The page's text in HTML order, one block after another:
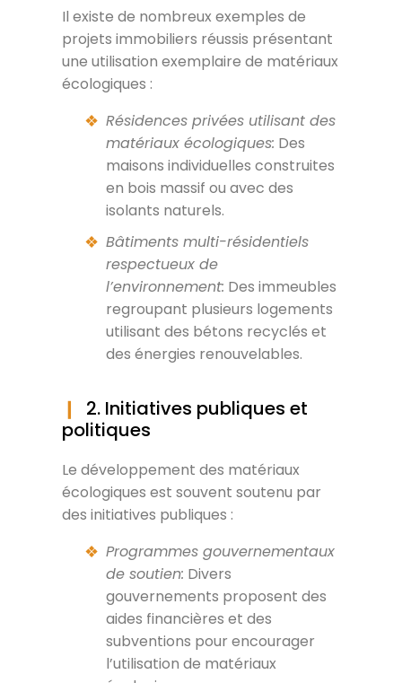
Il existe de nombreux exemples de
projets immobiliers réussis présentant
une utilisation exemplaire de matériaux
écologiques :
Résidences privées utilisant des
matériaux écologiques: Des
maisons individuelles construites
en bois massif ou avec des
isolants naturels.
Bâtiments multi-résidentiels
respectueux de
l’environnement: Des immeubles
regroupant plusieurs logements
utilisant des bétons recyclés et
des énergies renouvelables.
2. Initiatives publiques et
politiques
Le développement des matériaux
écologiques est souvent soutenu par
des initiatives publiques :
Programmes gouvernementaux
de soutien: Divers
gouvernements proposent des
aides financières et des
subventions pour encourager
l’utilisation de matériaux